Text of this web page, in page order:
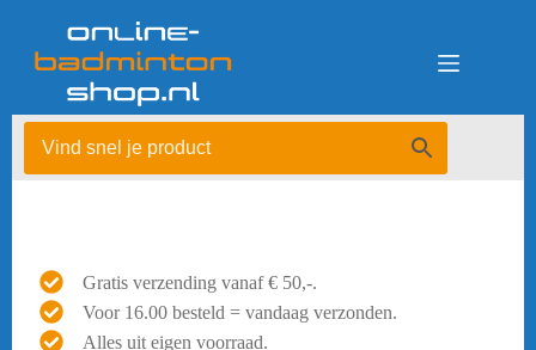
Gratis verzending vanaf € 50,-.
Voor 16.00 besteld = vandaag verzonden.
Alles uit eigen voorraad.